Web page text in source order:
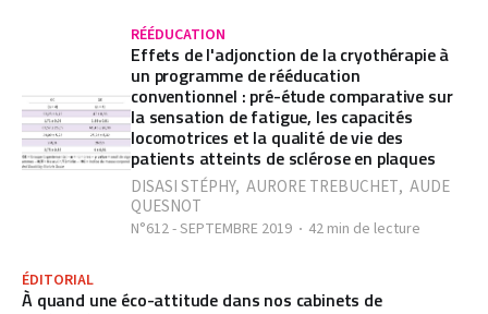
RÉÉDUCATION
Effets de l'adjonction de la cryothérapie à
un programme de rééducation
conventionnel : pré-étude comparative sur
la sensation de fatigue, les capacités
locomotrices et la qualité de vie des
patients atteints de sclérose en plaques
DISASI STÉPHY, AURORE TREBUCHET, AUDE
QUESNOT
N°612 - SEPTEMBRE 2019 42 min de lecture
ÉDITORIAL
À quand une éco-attitude dans nos cabinets de